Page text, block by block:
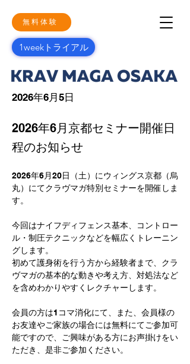
無料体験
1weekトライアル
2026年6月5日
2026年6月京都セミナー開催日
程のお知らせ
2026年6月20日（土）にウィングス京都（烏
丸）にてクラヴマガ特別セミナーを開催しま
す。
今回はナイフディフェンス基本、コントロー
ル・制圧テクニックなどを幅広くトレーニン
グします。
初めて護身術を行う方から経験者まで、クラ
ヴマガの基本的な動きや考え方、対処法など
を含めわかりやすくレクチャーします。
会員の方は1コマ消化にて、また、会員様の
お友達やご家族の場合には無料にてご参加可
能ですので、ご興味がある方にお声掛けをい
ただき、是非ご参加ください。